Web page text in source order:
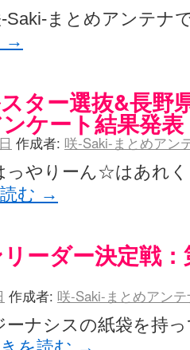
Saki-まとめアンテナ
→
ター選抜&長野
ケート結果発表
作成者: 咲-Saki-まとめアン
っやりーん☆はあれ
む →
ーダー決定戦
作成者: 咲-Saki-まとめアン
ーナシスの紙袋を持